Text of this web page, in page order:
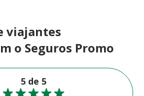
viajantes
o Seguros Promo
5 de 5